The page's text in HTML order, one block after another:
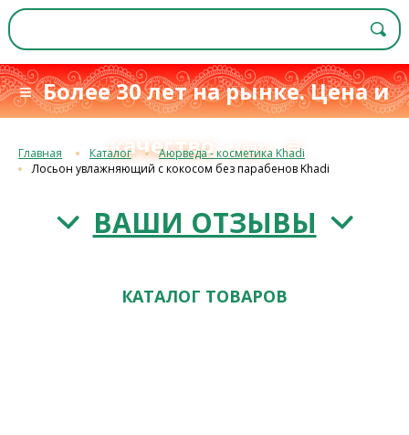
≡ Более 30 лет на рынке. Цена и
качествос 1993 г.≡
Главная Каталог
Аюрведа - косметика Khadi
Лосьон увлажняющий с кокосом без парабенов Khadi
ВАШИ ОТЗЫВЫ
КАТАЛОГ ТОВАРОВ